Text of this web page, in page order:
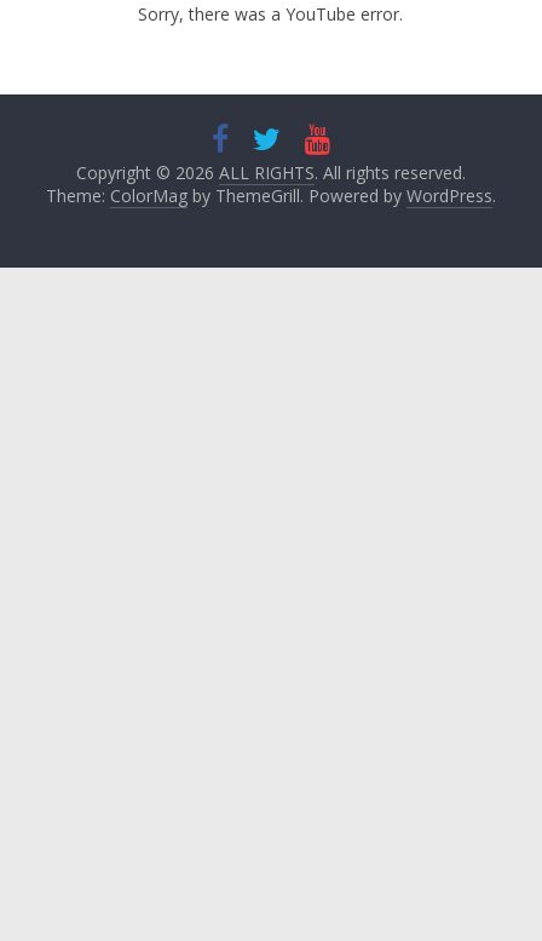
Sorry, there was a YouTube error.
Copyright © 2026 ALL RIGHTS. All rights reserved.
Theme: ColorMagby ThemeGrill. Powered by WordPress.